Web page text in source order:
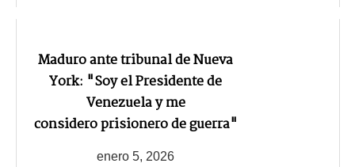
Maduro ante tribunal de Nueva
York: "Soy el Presidente de
Venezuela y me
considero prisionero de guerra"
enero 5, 2026